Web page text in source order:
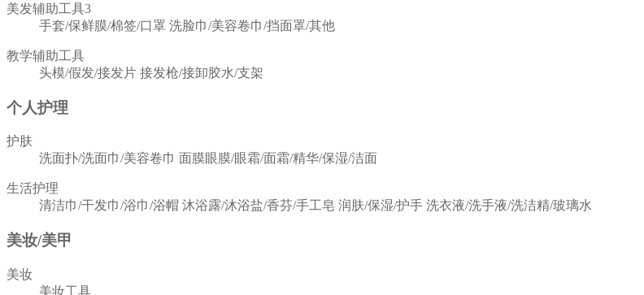
美发辅助工具3
手套/保鲜膜/棉签/口罩 洗脸巾/美容卷巾/挡面罩/其他
教学辅助工具
头模/假发/接发片 接发枪/接卸胶水/支架
个人护理
护肤
洗面扑/洗面巾/美容卷巾 面膜眼膜/眼霜/面霜/精华/保湿/洁面
生活护理
清洁巾/干发巾/浴巾/浴帽 沐浴露/沐浴盐/香芬/手工皂 润肤/保湿/护手 洗衣液/洗手液/洗洁精/玻璃水
美妆/美甲
美妆
美妆工具